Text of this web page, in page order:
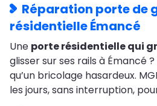
Réparation porte de
résidentielle Émancé
Une porte résidentielle qui
glisser sur ses rails à Émancé
qu’un bricolage hasardeux.
les jours, sans interruption,